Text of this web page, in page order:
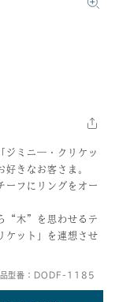
ジミニ―・クリケッ
好きなお客さま。
ーフにリングをオー
“木”を思わせるテ
ケット」を連想させ
品型番：DODF-1185